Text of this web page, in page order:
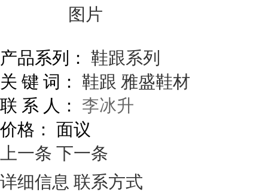
产品系列： 鞋跟系列
关 键 词： 鞋跟 雅盛鞋材
联 系 人：
李冰升
价格： 面议
上一条 下一条
详细信息 联系方式